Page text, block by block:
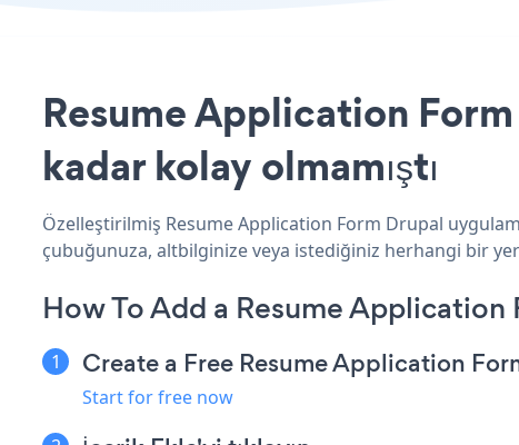
Resume Application
kadar kolay olmamıştı
Özelleştirilmiş Resume Application Form Drupal
çubuğunuza, altbilginize veya istediğiniz herhangi bir
How To Add a Resume
Create a Free Resume Application
Start for free now